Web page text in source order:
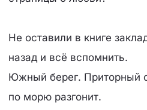
Не оставили в книге
назад и всё вспомнить.
Южный берег. Приторный
по морю разгонит.